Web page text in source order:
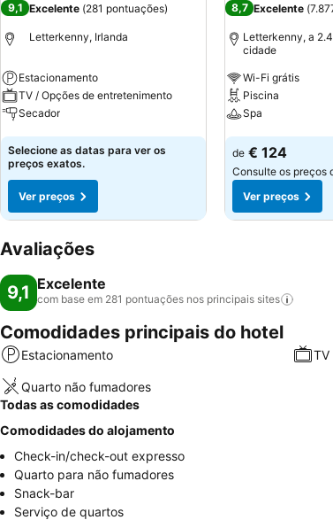
9,1 Excelente (281 pontuações)
Letterkenny, Irlanda
Estacionamento
TV / Opções de entretenimento
Secador
Ver preços
Selecione as datas para ver os
preços exatos.
Ver preços
8,7 Excelente (
Letterkenny, a
cidade
Wi-Fi grátis
Piscina
Spa
Ver preços
de € 124
Consulte os preços
Ver preços
Avaliações
9,1 Excelente
com base em 281 pontuações nos principais sites
Comodidades principais do hotel
Estacionamento TV
Quarto não fumadores
Todas as comodidades
Comodidades do alojamento
Check-in/check-out expresso
Quarto para não fumadores
Snack-bar
Serviço de quartos